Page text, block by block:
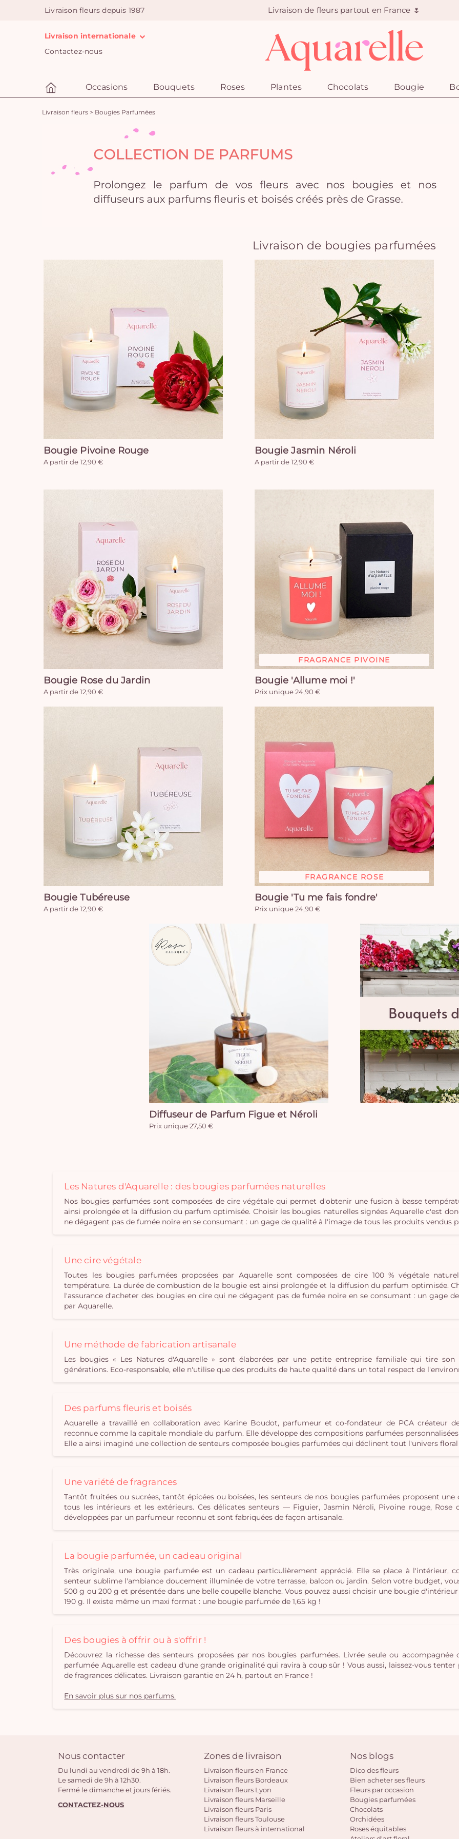
Livraison fleurs depuis 1987 Livraison de fleurs partout en France 🌷
Livraison internationale
Contactez-nous
Occasions Bouquets Roses Plantes Chocolats Bougie
Livraison fleurs > Bougies Parfumées
Livraison de bougies parfumées
Bougie Pivoine Rouge
A partir de 12,90 €
Bougie Jasmin Néroli
A partir de 12,90 €
Bougie Rose du Jardin
A partir de 12,90 €
FRAGRANCE PIVOINE
Bougie 'Allume moi !'
Prix unique 24,90 €
Bougie Tubéreuse
A partir de 12,90 €
FRAGRANCE ROSE
Bougie 'Tu me fais fondre'
Prix unique 24,90 €
Diffuseur de Parfum Figue et Néroli
Prix unique 27,50 €
Les Natures d'Aquarelle : des bougies parfumées naturelles
Nos bougies parfumées sont composées de cire végétale qui permet d'obtenir une fusion à basse
ainsi prolongée et la diffusion du parfum optimisée. Choisir les bougies naturelles signées Aquarelle c'est
ne dégagent pas de fumée noire en se consumant : un gage de qualité à l'image de tous les produits vendus
Une cire végétale
Toutes les bougies parfumées proposées par Aquarelle sont composées de cire 100 % végétale
température. La durée de combustion de la bougie est ainsi prolongée et la diffusion du parfum optimisée.
l'assurance d'acheter des bougies en cire qui ne dégagent pas de fumée noire en se consumant : un gage
par Aquarelle.
Une méthode de fabrication artisanale
Les bougies « Les Natures d'Aquarelle » sont élaborées par une petite entreprise familiale qui tire
générations. Eco-responsable, elle n'utilise que des produits de haute qualité dans un total respect de
Des parfums fleuris et boisés
Aquarelle a travaillé en collaboration avec Karine Boudot, parfumeur et co-fondateur de PCA créateur
reconnue comme la capitale mondiale du parfum. Elle développe des compositions parfumées
Elle a ainsi imaginé une collection de senteurs composée bougies parfumées qui déclinent tout l'univers floral
Une variété de fragrances
Tantôt fruitées ou sucrées, tantôt épicées ou boisées, les senteurs de nos bougies parfumées proposent
tous les intérieurs et les extérieurs. Ces délicates senteurs — Figuier, Jasmin Néroli, Pivoine rouge,
développées par un parfumeur reconnu et sont fabriquées de façon artisanale.
La bougie parfumée, un cadeau original
Très originale, une bougie parfumée est un cadeau particulièrement apprécié. Elle se place à l'intérieur,
senteur sublime l'ambiance doucement illuminée de votre terrasse, balcon ou jardin. Selon votre budget,
500 g ou 200 g et présentée dans une belle coupelle blanche. Vous pouvez aussi choisir une bougie
190 g. Il existe même un maxi format : une bougie parfumée de 1,65 kg !
Des bougies à offrir ou à s'offrir !
Découvrez la richesse des senteurs proposées par nos bougies parfumées. Livrée seule ou accompagnée
parfumée Aquarelle est cadeau d'une grande originalité qui ravira à coup sûr ! Vous aussi, laissez-vous
de fragrances délicates. Livraison garantie en 24 h, partout en France !
En savoir plus sur nos parfums.
Nous contacter
Du lundi au vendredi de 9h à 18h.
Le samedi de 9h à 12h30.
Fermé le dimanche et jours fériés.
CONTACTEZ-NOUS
Zones de livraison
Livraison fleurs en France
Livraison fleurs Bordeaux
Livraison fleurs Lyon
Livraison fleurs Marseille
Livraison fleurs Paris
Livraison fleurs Toulouse
Livraison fleurs à international
Nos blogs
Dico des fleurs
Bien acheter ses fleurs
Fleurs par occasion
Bougies parfumées
Chocolats
Orchidées
Roses équitables